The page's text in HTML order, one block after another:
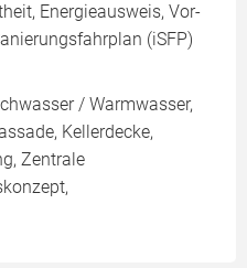
Energieausweis, Vor-
(iSFP)
/ Warmwasser,
Kellerdecke,
Zentrale